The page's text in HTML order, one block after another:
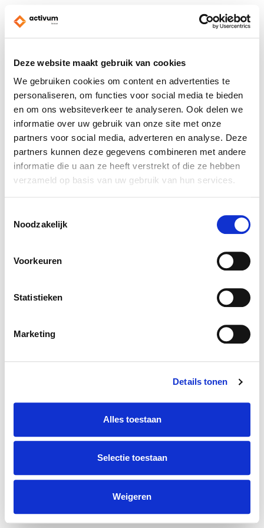
Deze website maakt gebruik van cookies
We gebruiken cookies om content en advertenties te
personaliseren, om functies voor social media te bieden
en om ons websiteverkeer te analyseren. Ook delen we
informatie over uw gebruik van onze site met onze
partners voor social media, adverteren en analyse. Deze
partners kunnen deze gegevens combineren met andere
informatie die u aan ze heeft verstrekt of die ze hebben
verzameld op basis van uw gebruik van hun services.
Noodzakelijk
Voorkeuren
Statistieken
Marketing
Details tonen
Alles toestaan
Selectie toestaan
Weigeren